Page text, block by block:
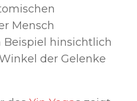
Mensch
hinsichtlich
der Gelenke